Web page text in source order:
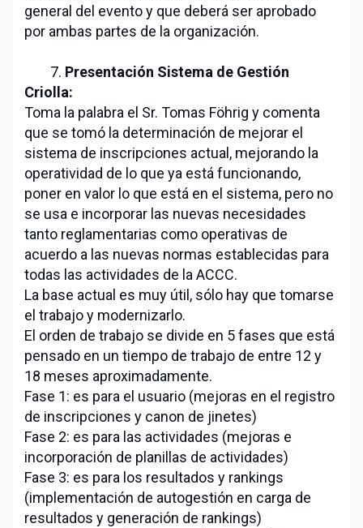
general del evento y que deberá ser aprobado
por ambas partes de la organización.
7. Presentación Sistema de Gestión
Criolla:
Toma la palabra el Sr. Tomas Föhrig y comenta
que se tomó la determinación de mejorar el
sistema de inscripciones actual, mejorando la
operatividad de lo que ya está funcionando,
poner en valor lo que está en el sistema, pero no
se usa e incorporar las nuevas necesidades
tanto reglamentarias como operativas de
acuerdo a las nuevas normas establecidas para
todas las actividades de la ACCC.
La base actual es muy útil, sólo hay que tomarse
el trabajo y modernizarlo.
El orden de trabajo se divide en 5 fases que está
pensado en un tiempo de trabajo de entre 12 y
18 meses aproximadamente.
Fase 1: es para el usuario (mejoras en el registro
de inscripciones y canon de jinetes)
Fase 2: es para las actividades (mejoras e
incorporación de planillas de actividades)
Fase 3: es para los resultados y rankings
(implementación de autogestión en carga de
resultados y generación de rankings)